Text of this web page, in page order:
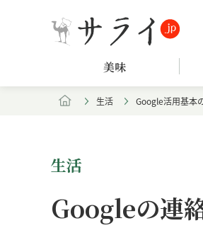
美味
生活 Google活用基本
生活
Googleの連